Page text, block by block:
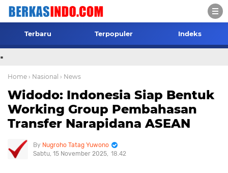
Terbaru Terpopuler Indeks
.
Home › Nasional › News
Widodo: Indonesia Siap Bentuk
Working Group Pembahasan
Transfer Narapidana ASEAN
Nugroho Tatag Yuwono
Sabtu, 15 November 2025 18.42